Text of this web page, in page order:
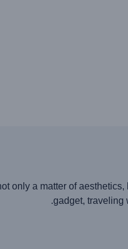
only a matter of
gadget, traveling